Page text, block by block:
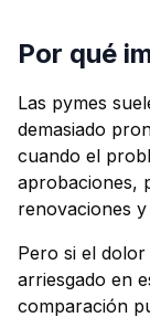
Por qué
Las pymes
demasiado
cuando el
aprobaciones,
renovaciones
Pero si el
arriesgado en
comparación